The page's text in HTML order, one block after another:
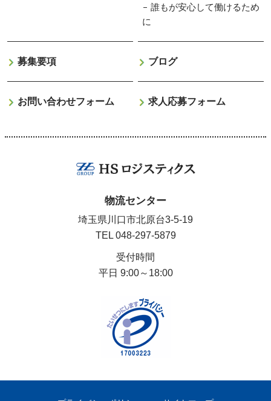
誰もが安心して働けるため
に
募集要項 ブログ
お問い合わせフォーム 求人応募フォーム
物流センター
埼玉県川口市北原台3-5-19
TEL 048-297-5879
受付時間
平日 9:00～18:00